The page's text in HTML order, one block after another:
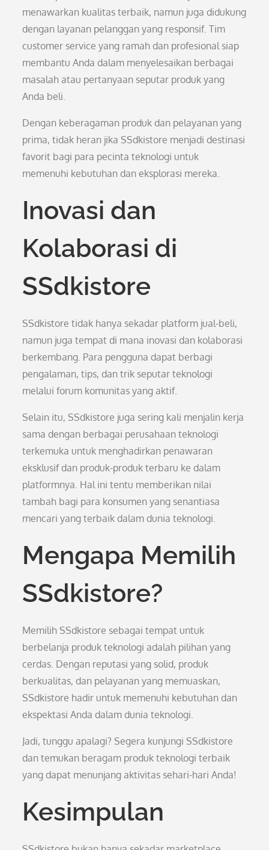
menawarkan kualitas terbaik, namun juga didukung
dengan layanan pelanggan yang responsif. Tim
customer service yang ramah dan profesional siap
membantu Anda dalam menyelesaikan berbagai
masalah atau pertanyaan seputar produk yang
Anda beli.
Dengan keberagaman produk dan pelayanan yang
prima, tidak heran jika SSdkistore menjadi destinasi
favorit bagi para pecinta teknologi untuk
memenuhi kebutuhan dan eksplorasi mereka.
Inovasi dan
Kolaborasi di
SSdkistore
SSdkistore tidak hanya sekadar platform jual-beli,
namun juga tempat di mana inovasi dan kolaborasi
berkembang. Para pengguna dapat berbagi
pengalaman, tips, dan trik seputar teknologi
melalui forum komunitas yang aktif.
Selain itu, SSdkistore juga sering kali menjalin kerja
sama dengan berbagai perusahaan teknologi
terkemuka untuk menghadirkan penawaran
eksklusif dan produk-produk terbaru ke dalam
platformnya. Hal ini tentu memberikan nilai
tambah bagi para konsumen yang senantiasa
mencari yang terbaik dalam dunia teknologi.
Mengapa Memilih
SSdkistore?
Memilih SSdkistore sebagai tempat untuk
berbelanja produk teknologi adalah pilihan yang
cerdas. Dengan reputasi yang solid, produk
berkualitas, dan pelayanan yang memuaskan,
SSdkistore hadir untuk memenuhi kebutuhan dan
ekspektasi Anda dalam dunia teknologi.
Jadi, tunggu apalagi? Segera kunjungi SSdkistore
dan temukan beragam produk teknologi terbaik
yang dapat menunjang aktivitas sehari-hari Anda!
Kesimpulan